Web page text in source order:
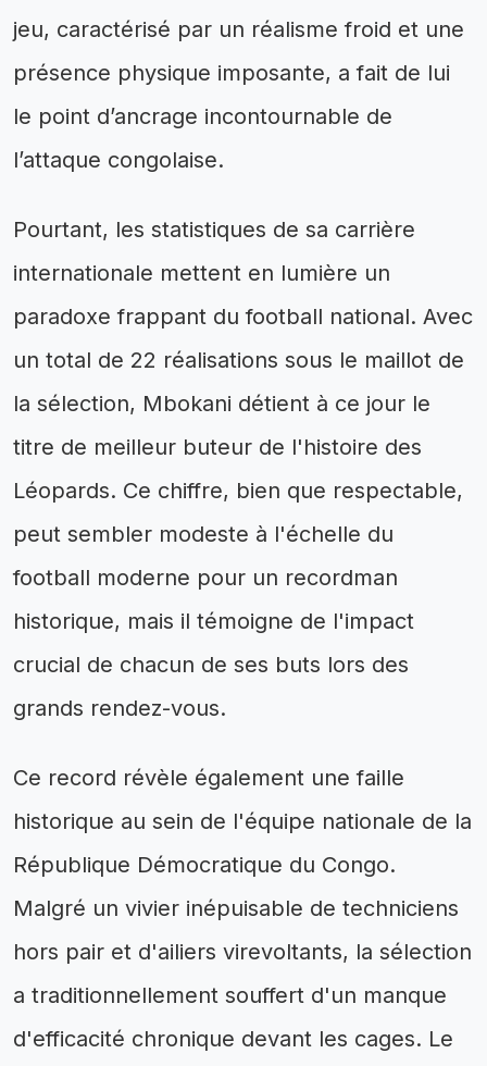
jeu, caractérisé par un réalisme froid et une
présence physique imposante, a fait de lui
le point d’ancrage incontournable de
l’attaque congolaise.
Pourtant, les statistiques de sa carrière
internationale mettent en lumière un
paradoxe frappant du football national. Avec
un total de 22 réalisations sous le maillot de
la sélection, Mbokani détient à ce jour le
titre de meilleur buteur de l'histoire des
Léopards. Ce chiffre, bien que respectable,
peut sembler modeste à l'échelle du
football moderne pour un recordman
historique, mais il témoigne de l'impact
crucial de chacun de ses buts lors des
grands rendez-vous.
Ce record révèle également une faille
historique au sein de l'équipe nationale de la
République Démocratique du Congo.
Malgré un vivier inépuisable de techniciens
hors pair et d'ailiers virevoltants, la sélection
a traditionnellement souffert d'un manque
d'efficacité chronique devant les cages. Le